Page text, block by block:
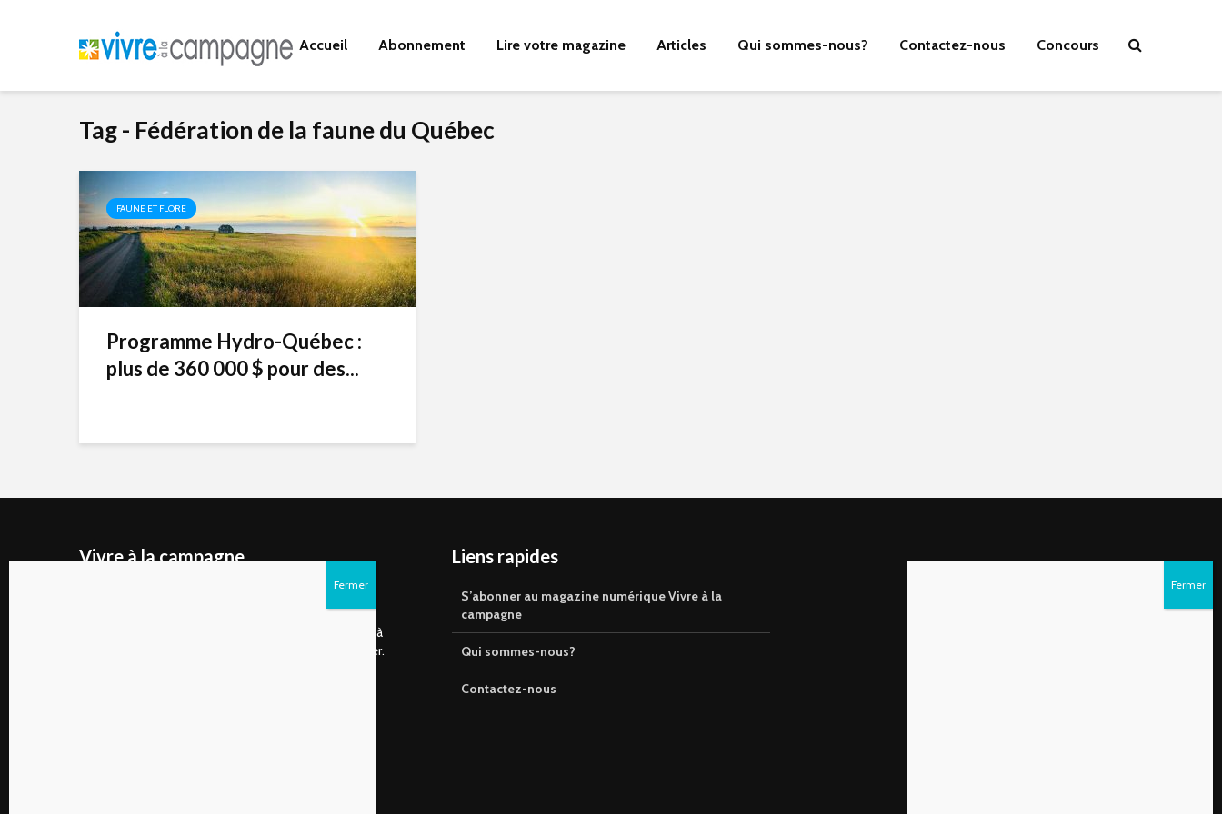
Accueil Abonnement Lire votre magazine Articles Qui sommes-nous? Contactez-nous Concours
Tag - Fédération de la faune du Québec
FAUNE ET FLORE
Programme Hydro-Québec :
plus de 360 000 $ pour des...
Vivre à la campagne
magazine numérique publié deux fois par année qui
s’adresse d’abord aux gens de plus en plus nombreux à
choisir de vivre à la campagne ou à rêver de s’y installer.
Liens rapides
S’abonner au magazine numérique Vivre à la
campagne
Qui sommes-nous?
Contactez-nous